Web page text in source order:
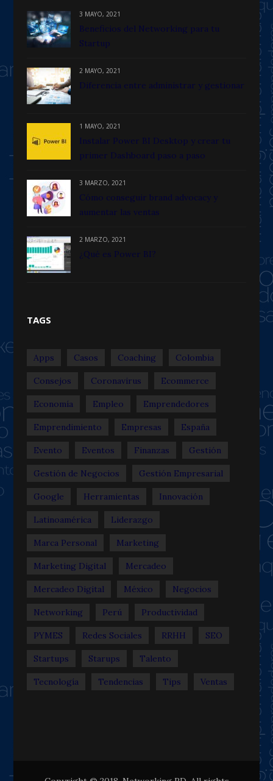
3 MAYO, 2021
Beneficios del Networking para tu
Startup
2 MAYO, 2021
Diferencia entre administrar y gestionar
1 MAYO, 2021
Instalar Power BI Desktop y crear tu
primer Dashboard paso a paso
3 MARZO, 2021
Cómo conseguir brand advocacy y
aumentar las ventas
2 MARZO, 2021
¿Qué es Power BI?
TAGS
Apps Casos Coaching Colombia
Consejos Coronavirus Ecommerce
Economía Empleo Emprendedores
Emprendimiento Empresas España
Evento Eventos Finanzas Gestión
Gestión de Negocios Gestión Empresarial
Google Herramientas Innovación
Latinoamérica Liderazgo
Marca Personal Marketing
Marketing Digital Mercadeo
Mercadeo Digital México Negocios
Networking Perú Productividad
PYMES Redes Sociales RRHH SEO
Startups Starups Talento
Tecnología Tendencias Tips Ventas